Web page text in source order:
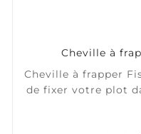
Cheville à
Cheville à frapper
de fixer votre plot dans